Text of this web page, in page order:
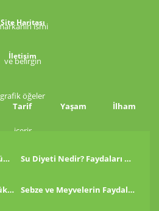
Site Haritası
İletişim
Tarif Yaşam İlham
Çok Fazla Tuzlu Yiyecek Tükettikten Sonra Ne Yapmalı? Su Diyeti Nedir? Faydaları Nelerdir?
Pirinç Unu Nedir? Nasıl Tüketilir? Sebze ve Meyvelerin Faydaları!